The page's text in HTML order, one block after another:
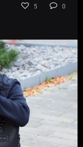
5 0